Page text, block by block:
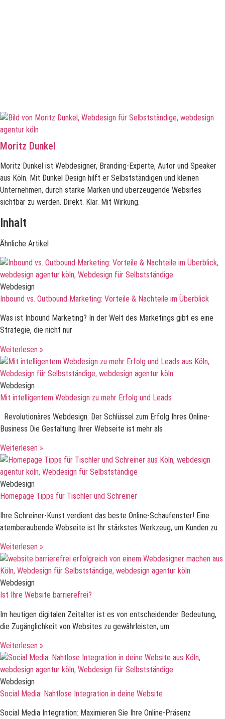
Moritz Dunkel
Moritz Dunkel ist Webdesigner, Branding-Experte, Autor und Speaker
aus Köln. Mit Dunkel Design hilft er Selbstständigen und kleinen
Unternehmen, durch starke Marken und überzeugende Websites
sichtbar zu werden. Direkt. Klar. Mit Wirkung.
Inhalt
Ähnliche Artikel
Webdesign
Inbound vs. Outbound Marketing: Vorteile & Nachteile im Überblick
Was ist Inbound Marketing? In der Welt des Marketings gibt es eine
Strategie, die nicht nur
Weiterlesen »
Webdesign
Mit intelligentem Webdesign zu mehr Erfolg und Leads
Revolutionäres Webdesign: Der Schlüssel zum Erfolg Ihres Online-
Business Die Gestaltung Ihrer Webseite ist mehr als
Weiterlesen »
Webdesign
Homepage Tipps für Tischler und Schreiner
Ihre Schreiner-Kunst verdient das beste Online-Schaufenster! Eine
atemberaubende Webseite ist Ihr stärkstes Werkzeug, um Kunden zu
Weiterlesen »
Webdesign
Ist Ihre Website barrierefrei?
Im heutigen digitalen Zeitalter ist es von entscheidender Bedeutung,
die Zugänglichkeit von Websites zu gewährleisten, um
Weiterlesen »
Webdesign
Social Media: Nahtlose Integration in deine Website
Social Media Integration: Maximieren Sie Ihre Online-Präsenz